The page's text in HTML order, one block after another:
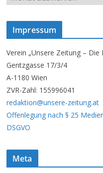
n
s
A
r
c
h
i
v
Impressum
Verein „Unsere Zeitung – Die
Gentzgasse 17/3/4
A-1180 Wien
ZVR-Zahl: 155996041
redaktion@unsere-zeitung.at
Offenlegung nach § 25
DSGVO
Meta